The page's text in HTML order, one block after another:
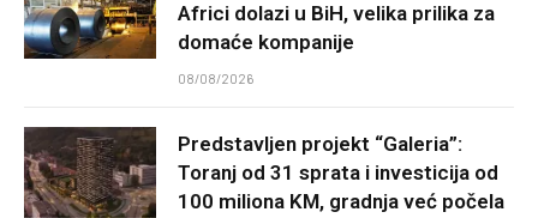
Africi dolazi u BiH, velika prilika za
domaće kompanije
08/08/2026
Predstavljen projekt “Galeria”:
Toranj od 31 sprata i investicija od
100 miliona KM, gradnja već počela